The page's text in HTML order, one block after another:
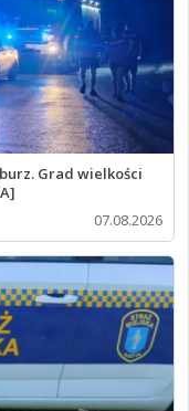
Grad wielkości
07.08.2026